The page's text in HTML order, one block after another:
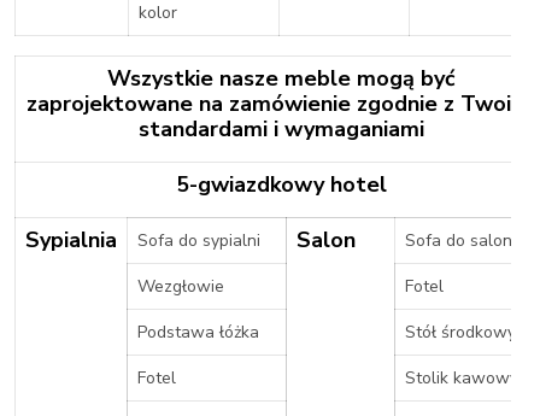
kolor
Wszystkie nasze meble mogą być
zaprojektowane na zamówienie zgodnie z Twoimi
standardami i wymaganiami
5-gwiazdkowy hotel
Sypialnia
Sofa do sypialni Salon
Sofa do salonu
Wezgłowie
Fotel
Podstawa łóżka
Stół środkowy
Fotel
Stolik kawowy